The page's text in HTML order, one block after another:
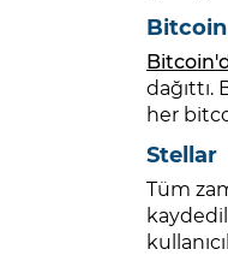
dağıttı.
her
Stellar
Tüm